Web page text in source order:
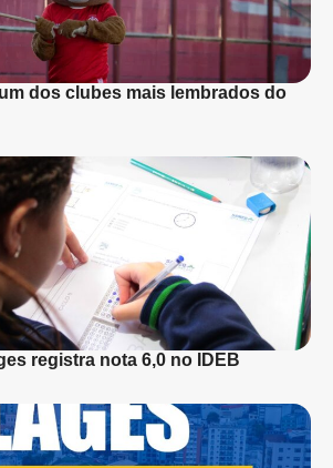
dos clubes mais lembrados do
registra nota 6,0 no IDEB